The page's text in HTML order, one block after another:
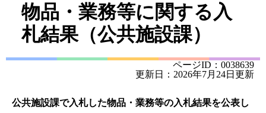
文
物品・業務等に関する入
札結果（公共施設課）
ページID：0038639
更新日：2026年7月24日更新
公共施設課で入札した物品・業務等の入札結果を公表し